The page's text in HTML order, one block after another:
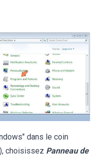
dans le coin
choisissez Panneau de